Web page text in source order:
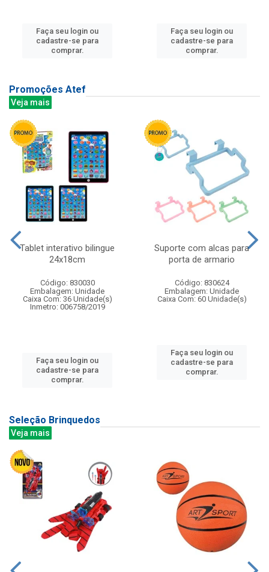
Faça seu login ou
cadastre-se para
comprar.
Faça seu login ou
cadastre-se para
comprar.
Promoções Atef
Veja mais
Tablet interativo bilingue
24x18cm
Código: 830030
Embalagem: Unidade
Caixa Com: 36 Unidade(s)
Inmetro: 006758/2019
Faça seu login ou
cadastre-se para
comprar.
Suporte com alcas para
porta de armario
Código: 830624
Embalagem: Unidade
Caixa Com: 60 Unidade(s)
Faça seu login ou
cadastre-se para
comprar.
Seleção Brinquedos
Veja mais